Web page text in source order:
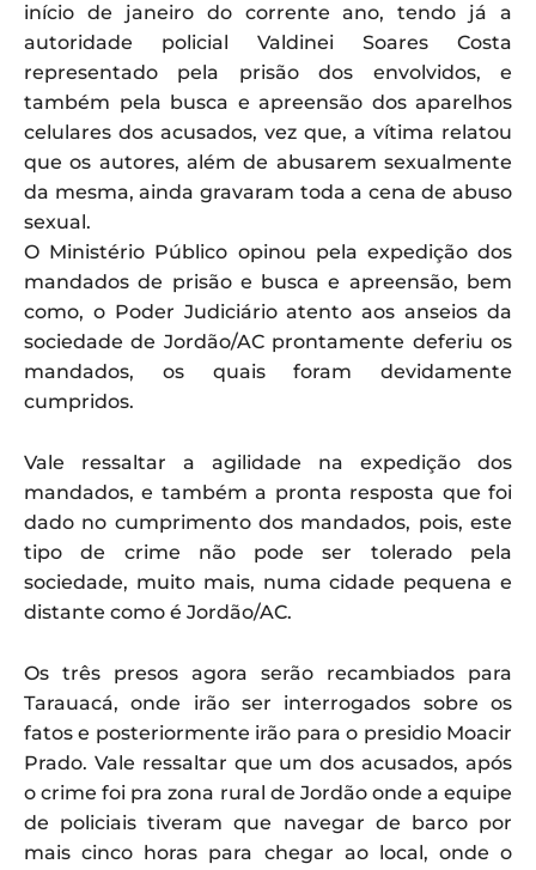
início de janeiro do corrente ano, tendo já a
autoridade policial Valdinei Soares Costa
representado pela prisão dos envolvidos, e
também pela busca e apreensão dos aparelhos
celulares dos acusados, vez que, a vítima relatou
que os autores, além de abusarem sexualmente
da mesma, ainda gravaram toda a cena de abuso
sexual.
O Ministério Público opinou pela expedição dos
mandados de prisão e busca e apreensão, bem
como, o Poder Judiciário atento aos anseios da
sociedade de Jordão/AC prontamente deferiu os
mandados, os quais foram devidamente
cumpridos.
Vale ressaltar a agilidade na expedição dos
mandados, e também a pronta resposta que foi
dado no cumprimento dos mandados, pois, este
tipo de crime não pode ser tolerado pela
sociedade, muito mais, numa cidade pequena e
distante como é Jordão/AC.
Os três presos agora serão recambiados para
Tarauacá, onde irão ser interrogados sobre os
fatos e posteriormente irão para o presidio Moacir
Prado. Vale ressaltar que um dos acusados, após
o crime foi pra zona rural de Jordão onde a equipe
de policiais tiveram que navegar de barco por
mais cinco horas para chegar ao local, onde o